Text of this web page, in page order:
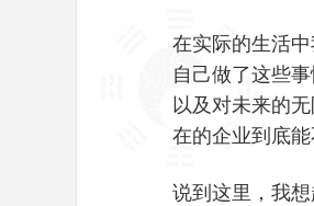
在实际的生活
自己做了这些
以及对未来的
在的企业到底能
说到这里，我